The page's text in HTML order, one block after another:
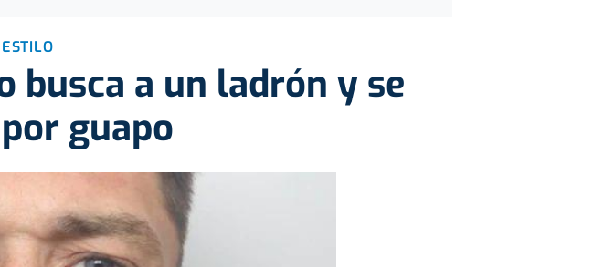
busca a un ladrón y se
guapo